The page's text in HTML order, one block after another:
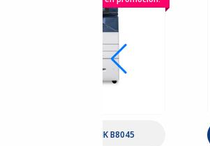
ALTALINK B8045